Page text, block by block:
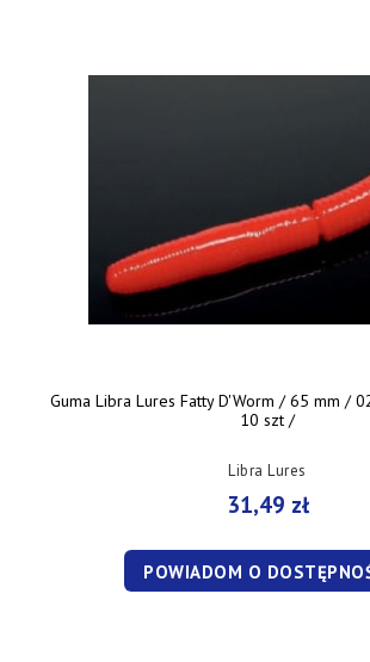
Guma Libra Lures Fatty D'Worm / 65 mm /
10 szt /
Libra Lures
31,49 zł
POWIADOM O